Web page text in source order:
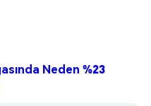
Neden %23